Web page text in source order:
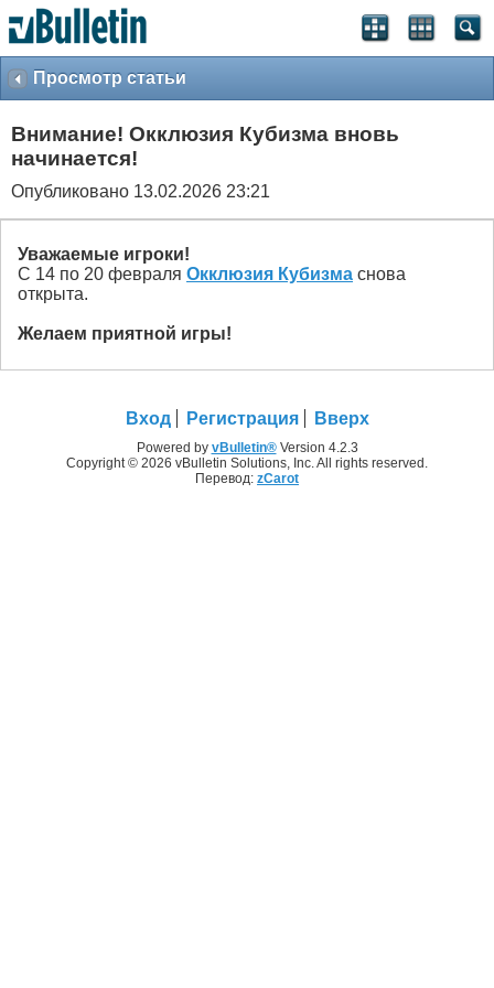
Просмотр статьи
Внимание! Окклюзия Кубизма внoвь
начинается!
Опубликовано 13.02.2026 23:21
Уважаемые игроки!
С 14 по 20 февраля Окклюзия Кубизма снова
открыта.
Желаем приятной игры!
Вход Регистрация Вверх
Powered by vBulletin®Version 4.2.3
Copyright © 2026 vBulletin Solutions, Inc. All rights reserved.
Перевод: zCarot